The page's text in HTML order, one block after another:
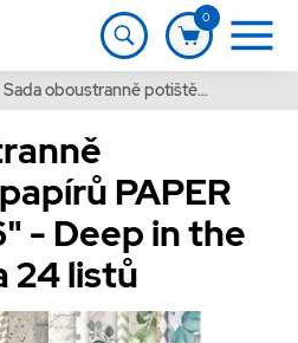
0
Sada oboustranně potištěných papírů PAPER HEAVEN 6x6" - Deep in the Forest - sada 24 listů
PAPER
- Deep in the
24 listů